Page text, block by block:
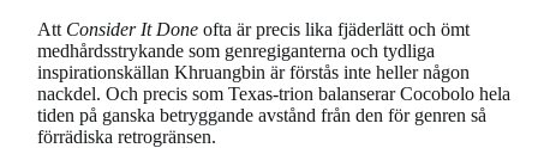
Att Consider It Done ofta är precis lika fjäderlätt och ömt
medhårdsstrykande som genregiganterna och tydliga
inspirationskällan Khruangbin är förstås inte heller någon
nackdel. Och precis som Texas-trion balanserar Cocobolo hela
tiden på ganska betryggande avstånd från den för genren så
förrädiska retrogränsen.